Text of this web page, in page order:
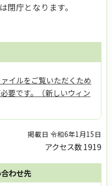
庁となります。
イルをご覧いただくため
要です。（新しいウィン
掲載日 令和6年1月15日
アクセス数1919
わせ先